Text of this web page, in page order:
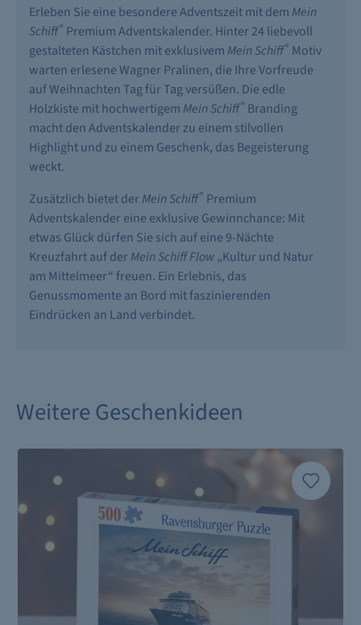
Erleben Sie eine besondere Adventszeit mit dem Mein
Schiff® Premium Adventskalender. Hinter 24 liebevoll
gestalteten Kästchen mit exklusivem Mein Schiff® Motiv
warten erlesene Wagner Pralinen, die Ihre Vorfreude
auf Weihnachten Tag für Tag versüßen. Die edle
Holzkiste mit hochwertigem Mein Schiff® Branding
macht den Adventskalender zu einem stilvollen
Highlight und zu einem Geschenk, das Begeisterung
weckt.
Zusätzlich bietet derMein Schiff® Premium
Adventskalender eine exklusive Gewinnchance: Mit
etwas Glück dürfen Sie sich auf eine 9-Nächte
Kreuzfahrt auf derMein Schiff Flow„Kultur und Natur
am Mittelmeer“ freuen. Ein Erlebnis, das
Genussmomente an Bord mit faszinierenden
Eindrücken an Land verbindet.
Weitere Geschenkideen